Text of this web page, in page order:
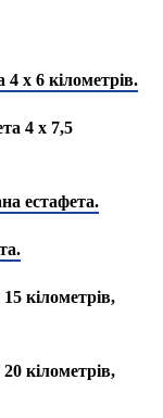
х 6 кілометрів.
4 х 7,5
естафета.
кілометрів,
кілометрів,